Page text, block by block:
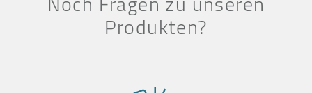
Produkten?